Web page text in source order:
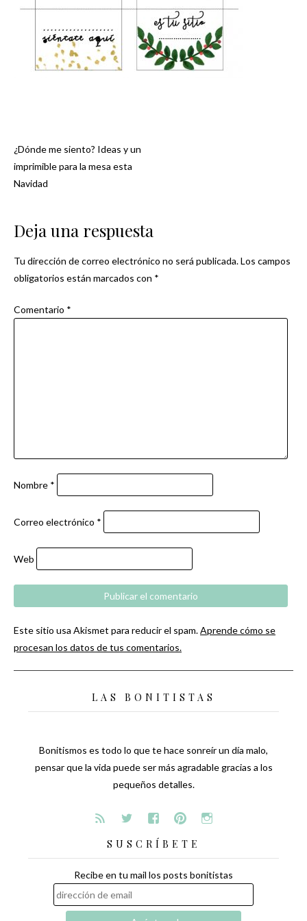
Navegación
de
entradas
¿Dónde me siento? Ideas y un
imprimible para la mesa esta
Navidad
Deja una respuesta
Tu dirección de correo electrónico no será publicada.Los campos
obligatorios están marcados con *
Comentario *
Nombre *
Correo electrónico *
Web
Este sitio usa Akismet para reducir el spam.Aprende cómo se
procesan los datos de tus comentarios.
LAS BONITISTAS
Bonitismos es todo lo que te hace sonreír un día malo,
pensar que la vida puede ser más agradable gracias a los
pequeños detalles.
SUSCRÍBETE
Recibe en tu mail los posts bonitistas